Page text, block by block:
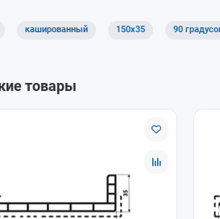
кашированный 150х35 90
товары